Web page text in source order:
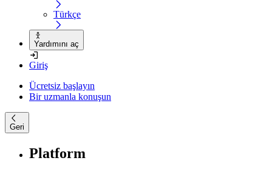
Türkçe
Yardımını aç
Giriş
Ücretsiz başlayın
Bir uzmanla konuşun
Geri
Platform